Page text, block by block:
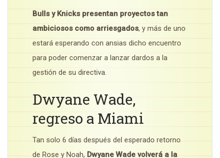
Bulls y Knicks presentan proyectos tan
ambiciosos como arriesgados, y más de uno
estará esperando con ansias dicho encuentro
para poder comenzar a lanzar dardos a la
gestión de su directiva.
Dwyane Wade,
regreso a Miami
Tan solo 6 días después del esperado retorno
de Rose y Noah, Dwyane Wade volverá a la